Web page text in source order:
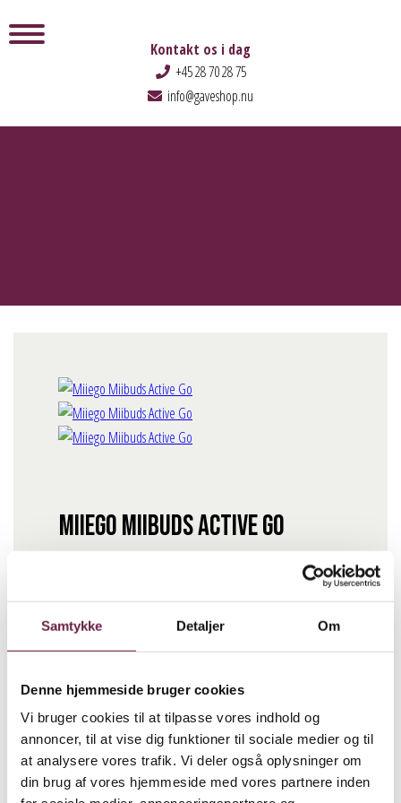
Samtykke Detaljer Om
Denne hjemmeside bruger cookies
Vi bruger cookies til at tilpasse vores indhold og
annoncer, til at vise dig funktioner til sociale medier og til
at analysere vores trafik. Vi deler også oplysninger om
din brug af vores hjemmeside med vores partnere inden
Kontakt os i dag
+45 28 70 28 75
info@gaveshop.nu
Miiego Miibuds Active Go
BESTIL
Beskrivelse
Miiego Miibuds Active Go er trådløse in-ear høretelefoner
bygget til action med ørebøjle, der sikrer en stabil og god
pasform. De er designet til bevægelse og giver dig frihed til